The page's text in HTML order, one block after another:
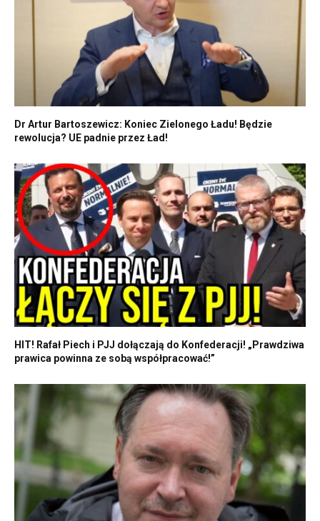
Dr Artur Bartoszewicz: Koniec Zielonego Ładu! Będzie
rewolucja? UE padnie przez Ład!
HIT! Rafał Piech i PJJ dołączają do Konfederacji! „Prawdziwa
prawica powinna ze sobą współpracować!”